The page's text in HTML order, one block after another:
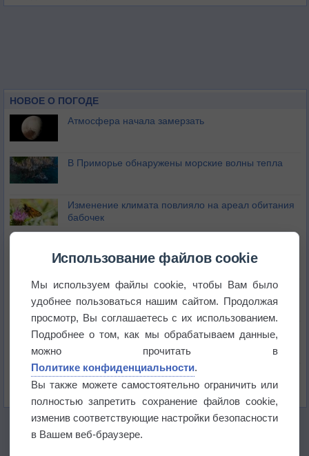
НОВОЕ О ПОГОДЕ
Атмосфера начала замерзать
В Приморье обнаружены морские волны тепла
Изменение климата повлияло на ареал обитания
бабочек
Погода в Краснодаре 6 августа
Погода в Санкт-Петербурге 6 августа
Погода в Москве 6 августа
Использование файлов cookie
Мы используем файлы cookie, чтобы Вам было
удобнее пользоваться нашим сайтом. Продолжая
просмотр, Вы соглашаетесь с их использованием.
Подробнее о том, как мы обрабатываем данные,
можно прочитать в
Политике конфиденциальности.
Вы также можете самостоятельно ограничить или
полностью запретить сохранение файлов cookie,
изменив соответствующие настройки безопасности
в Вашем веб-браузере.